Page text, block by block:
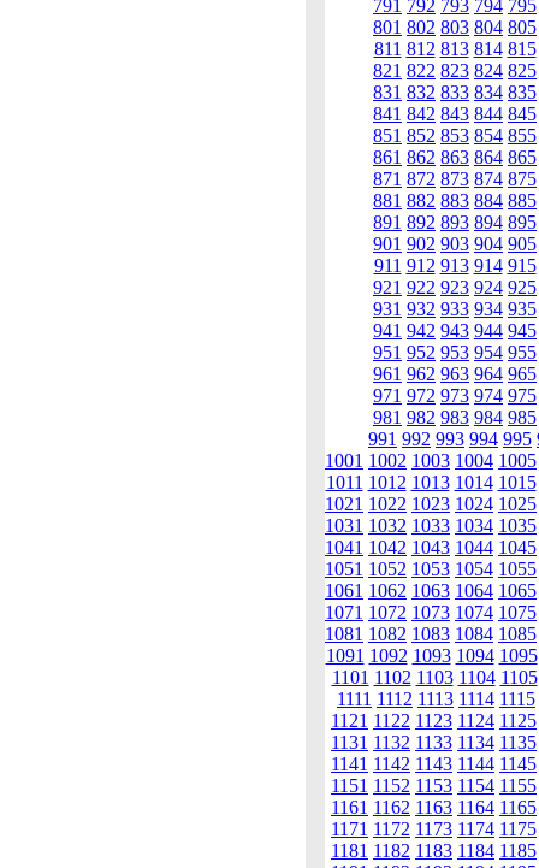
791 792 793 794 795
801 802 803 804 805
811 812 813 814 815
821 822 823 824 825
831 832 833 834 835
841 842 843 844 845
851 852 853 854 855
861 862 863 864 865
871 872 873 874 875
881 882 883 884 885
891 892 893 894 895
901 902 903 904 905
911 912 913 914 915
921 922 923 924 925
931 932 933 934 935
941 942 943 944 945
951 952 953 954 955
961 962 963 964 965
971 972 973 974 975
981 982 983 984 985
991 992 993 994 995
1001 1002 1003 1004 1005
1011 1012 1013 1014 1015
1021 1022 1023 1024 1025
1031 1032 1033 1034 1035
1041 1042 1043 1044 1045
1051 1052 1053 1054 1055
1061 1062 1063 1064 1065
1071 1072 1073 1074 1075
1081 1082 1083 1084 1085
1091 1092 1093 1094 1095
1101 1102 1103 1104 1105
1111 1112 1113 1114 1115
1121 1122 1123 1124 1125
1131 1132 1133 1134 1135
1141 1142 1143 1144 1145
1151 1152 1153 1154 1155
1161 1162 1163 1164 1165
1171 1172 1173 1174 1175
1181 1182 1183 1184 1185